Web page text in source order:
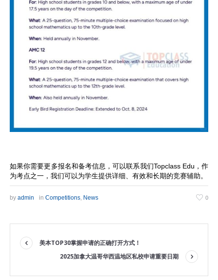
如果你需要更多报名和备考信息，可以联系我们Topclass Edu，作
为考点之一，我们可以为学生提供详细、有效和长期的竞赛辅助。
0
by admin in Competitions, News
美本TOP30掌握申请的正确打开方式！
2025加拿大温哥华西温地区私校申请重要日期